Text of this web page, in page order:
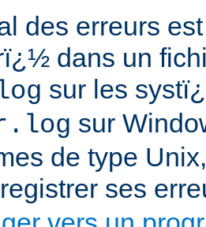
des erreurs
dans un
sur les
sur
de type
ses